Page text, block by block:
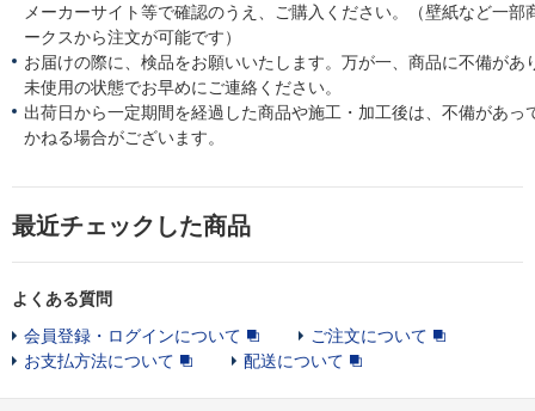
メーカーサイト等で確認のうえ、ご購入ください。（壁紙など一部
ークスから注文が可能です）
お届けの際に、検品をお願いいたします。万が一、商品に不備があ
未使用の状態でお早めにご連絡ください。
出荷日から一定期間を経過した商品や施工・加工後は、不備があっ
かねる場合がございます。
最近チェックした商品
よくある質問
会員登録・ログインについて
ご注文について
お支払方法について
配送について